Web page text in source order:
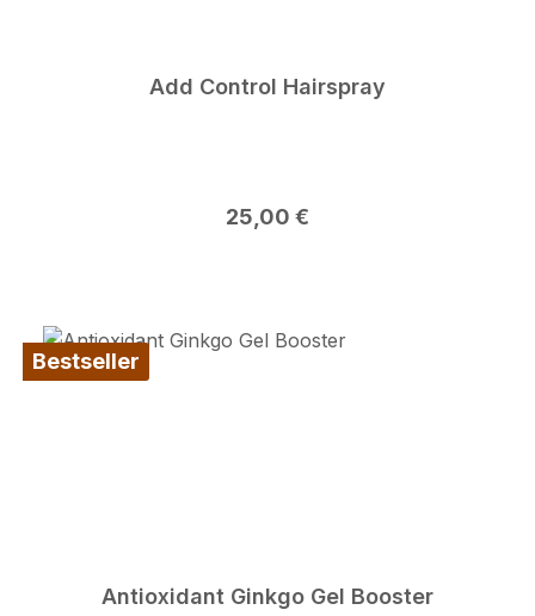
Add Control Hairspray
Regulärer Preis:
25,00 €
Bestseller
Antioxidant Ginkgo Gel Booster